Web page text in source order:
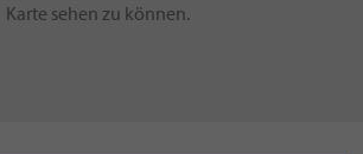
Karte sehen zu können.